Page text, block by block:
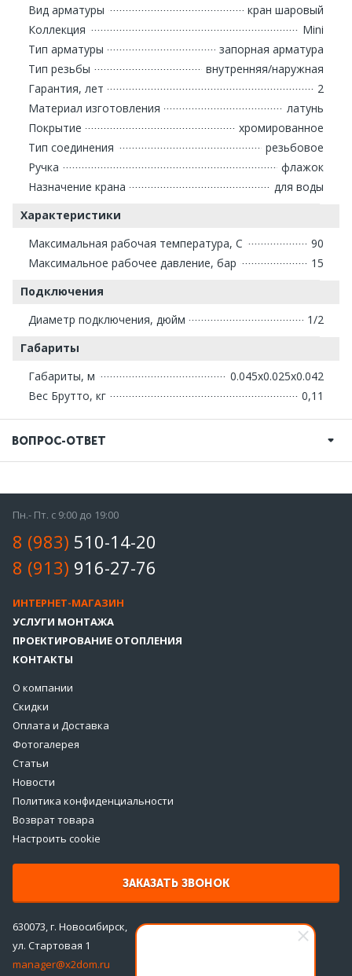
Вид арматуры
кран шаровый
Коллекция
Mini
Тип арматуры
запорная арматура
Тип резьбы
внутренняя/наружная
Гарантия, лет
2
Материал изготовления
латунь
Покрытие
хромированное
Тип соединения
резьбовое
Ручка
флажок
Назначение крана
для воды
Характеристики
Максимальная рабочая температура, С
90
Максимальное рабочее давление, бар
15
Подключения
Диаметр подключения, дюйм
1/2
Габариты
Габариты, м
0.045x0.025x0.042
Вес Брутто, кг
0,11
ВОПРОС-ОТВЕТ
Пн.- Пт. с 9:00 до 19:00
8 (983) 510-14-20
8 (913) 916-27-76
ИНТЕРНЕТ-МАГАЗИН
УСЛУГИ МОНТАЖА
ПРОЕКТИРОВАНИЕ ОТОПЛЕНИЯ
КОНТАКТЫ
О компании
Скидки
Оплата и Доставка
Фотогалерея
Статьи
Новости
Политика конфиденциальности
Возврат товара
Настроить cookie
ЗАКАЗАТЬ ЗВОНОК
630073, г. Новосибирск,
ул. Стартовая 1
manager@x2dom.ru